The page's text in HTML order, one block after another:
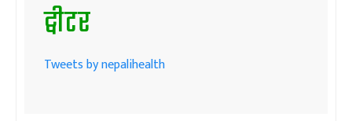
ट्वीटर
Tweets by nepalihealth